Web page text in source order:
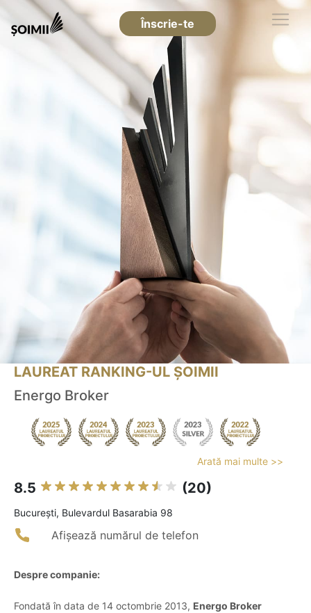
Înscrie-te
LAUREAT RANKING-UL ȘOIMII
Energo Broker
Arată mai multe >>
8.5 (20)
Bucureşti, Bulevardul Basarabia 98
Afișează numărul de telefon
Despre companie:
Fondată în data de 14 octombrie 2013, Energo Broker